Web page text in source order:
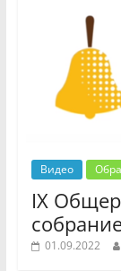
Видео
IX
01.09.2022